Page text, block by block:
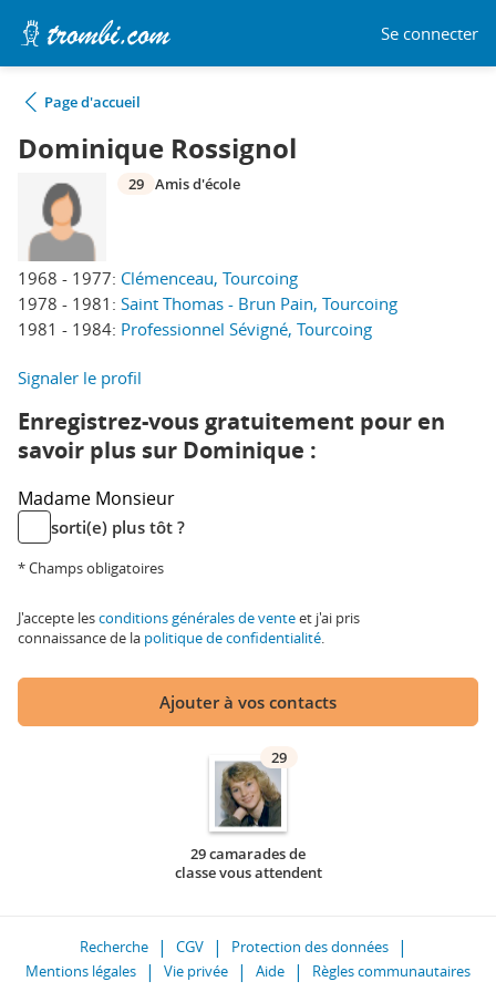
Se connecter
Page d'accueil
Dominique Rossignol
1968 - 1977: Clémenceau, Tourcoing
1978 - 1981: Saint Thomas - Brun Pain, Tourcoing
1981 - 1984: Professionnel Sévigné, Tourcoing
29 Amis d'école
Signaler le profil
Enregistrez-vous gratuitement pour en
savoir plus sur Dominique :
Madame Monsieur
sorti(e) plus tôt ?
* Champs obligatoires
J'accepte lesconditions générales de venteet j'ai pris
connaissance de la politique de confidentialité.
Ajouter à vos contacts
29
29 camarades de
classe vous attendent
Recherche CGV
Protection des données
Mentions légales
Vie privée Aide Règles communautaires